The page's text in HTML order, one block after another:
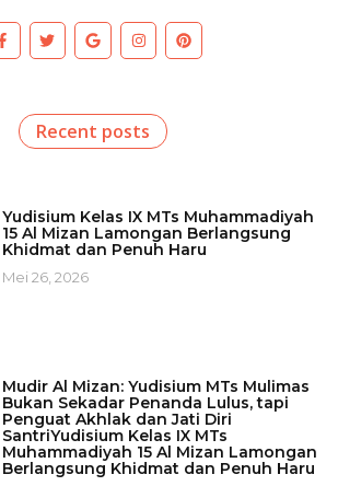
Recent posts
Yudisium Kelas IX MTs Muhammadiyah
15 Al Mizan Lamongan Berlangsung
Khidmat dan Penuh Haru
Mei 26, 2026
Mudir Al Mizan: Yudisium MTs Mulimas
Bukan Sekadar Penanda Lulus, tapi
Penguat Akhlak dan Jati Diri
SantriYudisium Kelas IX MTs
Muhammadiyah 15 Al Mizan Lamongan
Berlangsung Khidmat dan Penuh Haru